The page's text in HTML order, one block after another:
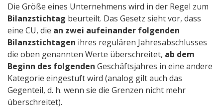
Die Größe eines Unternehmens wird in der Regel zum
Bilanzstichtag beurteilt. Das Gesetz sieht vor, dass
eine CU, die an zwei aufeinander folgenden
Bilanzstichtagen ihres regulären Jahresabschlusses
die oben genannten Werte überschreitet, ab dem
Beginn des folgenden Geschäftsjahres in eine andere
Kategorie eingestuft wird (analog gilt auch das
Gegenteil, d. h. wenn sie die Grenzen nicht mehr
überschreitet).